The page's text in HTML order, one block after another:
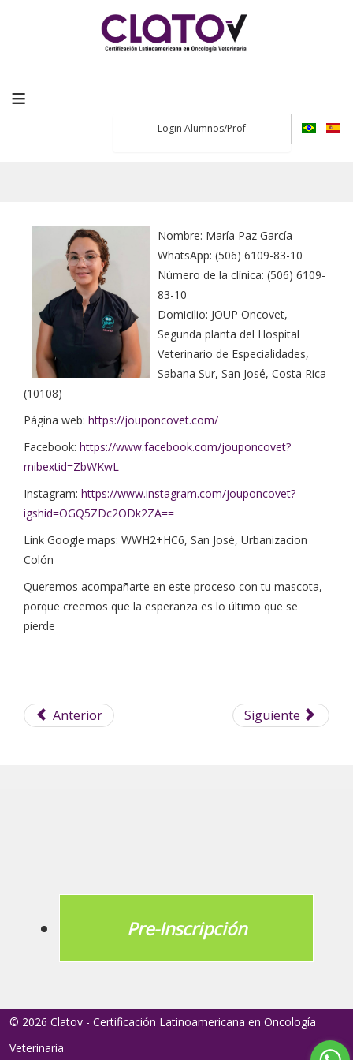
≡
Login Alumnos/Prof
Nombre: María Paz García
WhatsApp: (506) 6109-83-10
Número de la clínica: (506) 6109-
83-10
Domicilio: JOUP Oncovet,
Segunda planta del Hospital
Veterinario de Especialidades,
Sabana Sur, San José, Costa Rica
(10108)
Página web: https://jouponcovet.com/
Facebook: https://www.facebook.com/jouponcovet?
mibextid=ZbWKwL
Instagram: https://www.instagram.com/jouponcovet?
igshid=OGQ5ZDc2ODk2ZA==
Link Google maps: WWH2+HC6, San José, Urbanizacion
Colón
Queremos acompañarte en este proceso con tu mascota,
porque creemos que la esperanza es lo último que se
pierde
Anterior Siguiente
Pre-Inscripción
© 2026 Clatov - Certificación Latinoamericana en Oncología
Veterinaria